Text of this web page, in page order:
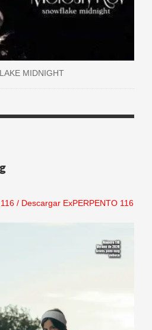
MIDNIGHT
/ Descargar ExPERPENTO 116